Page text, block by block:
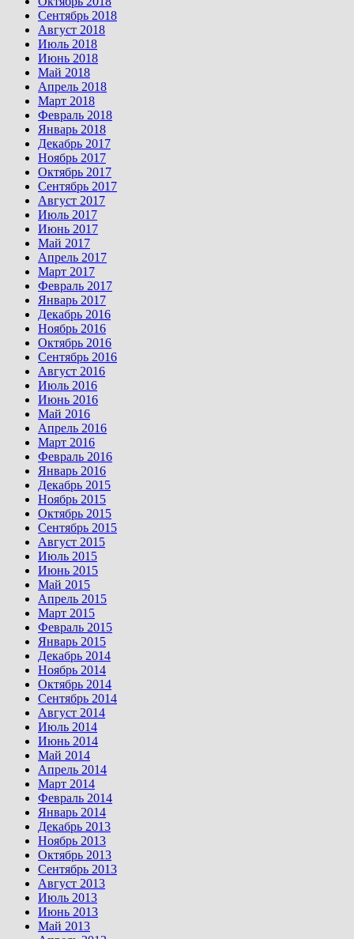
Сентябрь 2018
Август 2018
Июль 2018
Июнь 2018
Май 2018
Апрель 2018
Март 2018
Февраль 2018
Январь 2018
Декабрь 2017
Ноябрь 2017
Октябрь 2017
Сентябрь 2017
Август 2017
Июль 2017
Июнь 2017
Май 2017
Апрель 2017
Март 2017
Февраль 2017
Январь 2017
Декабрь 2016
Ноябрь 2016
Октябрь 2016
Сентябрь 2016
Август 2016
Июль 2016
Июнь 2016
Май 2016
Апрель 2016
Март 2016
Февраль 2016
Январь 2016
Декабрь 2015
Ноябрь 2015
Октябрь 2015
Сентябрь 2015
Август 2015
Июль 2015
Июнь 2015
Май 2015
Апрель 2015
Март 2015
Февраль 2015
Январь 2015
Декабрь 2014
Ноябрь 2014
Октябрь 2014
Сентябрь 2014
Август 2014
Июль 2014
Июнь 2014
Май 2014
Апрель 2014
Март 2014
Февраль 2014
Январь 2014
Декабрь 2013
Ноябрь 2013
Октябрь 2013
Сентябрь 2013
Август 2013
Июль 2013
Июнь 2013
Май 2013